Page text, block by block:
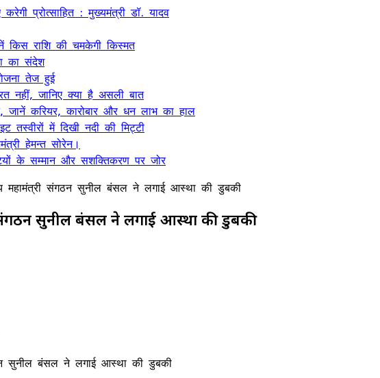
प्रोत्साहित : मुख्यमंत्री डॉ. यादव
राशि की चमकेगी किस्मत
का संदेश
तेज हुई
नहीं, जानिए क्या है असली बात
करियर, कारोबार और धन लाभ का हाल
में दिखी नदी की मिट्टी
हेमन्त सोरेन।
के सम्मान और सशक्तिकरण पर जोर
महामंत्री संगठन सुनील बंसल ने लगाई आस्था की डुबकी
संगठन सुनील बंसल ने लगाई आस्था की डुबकी